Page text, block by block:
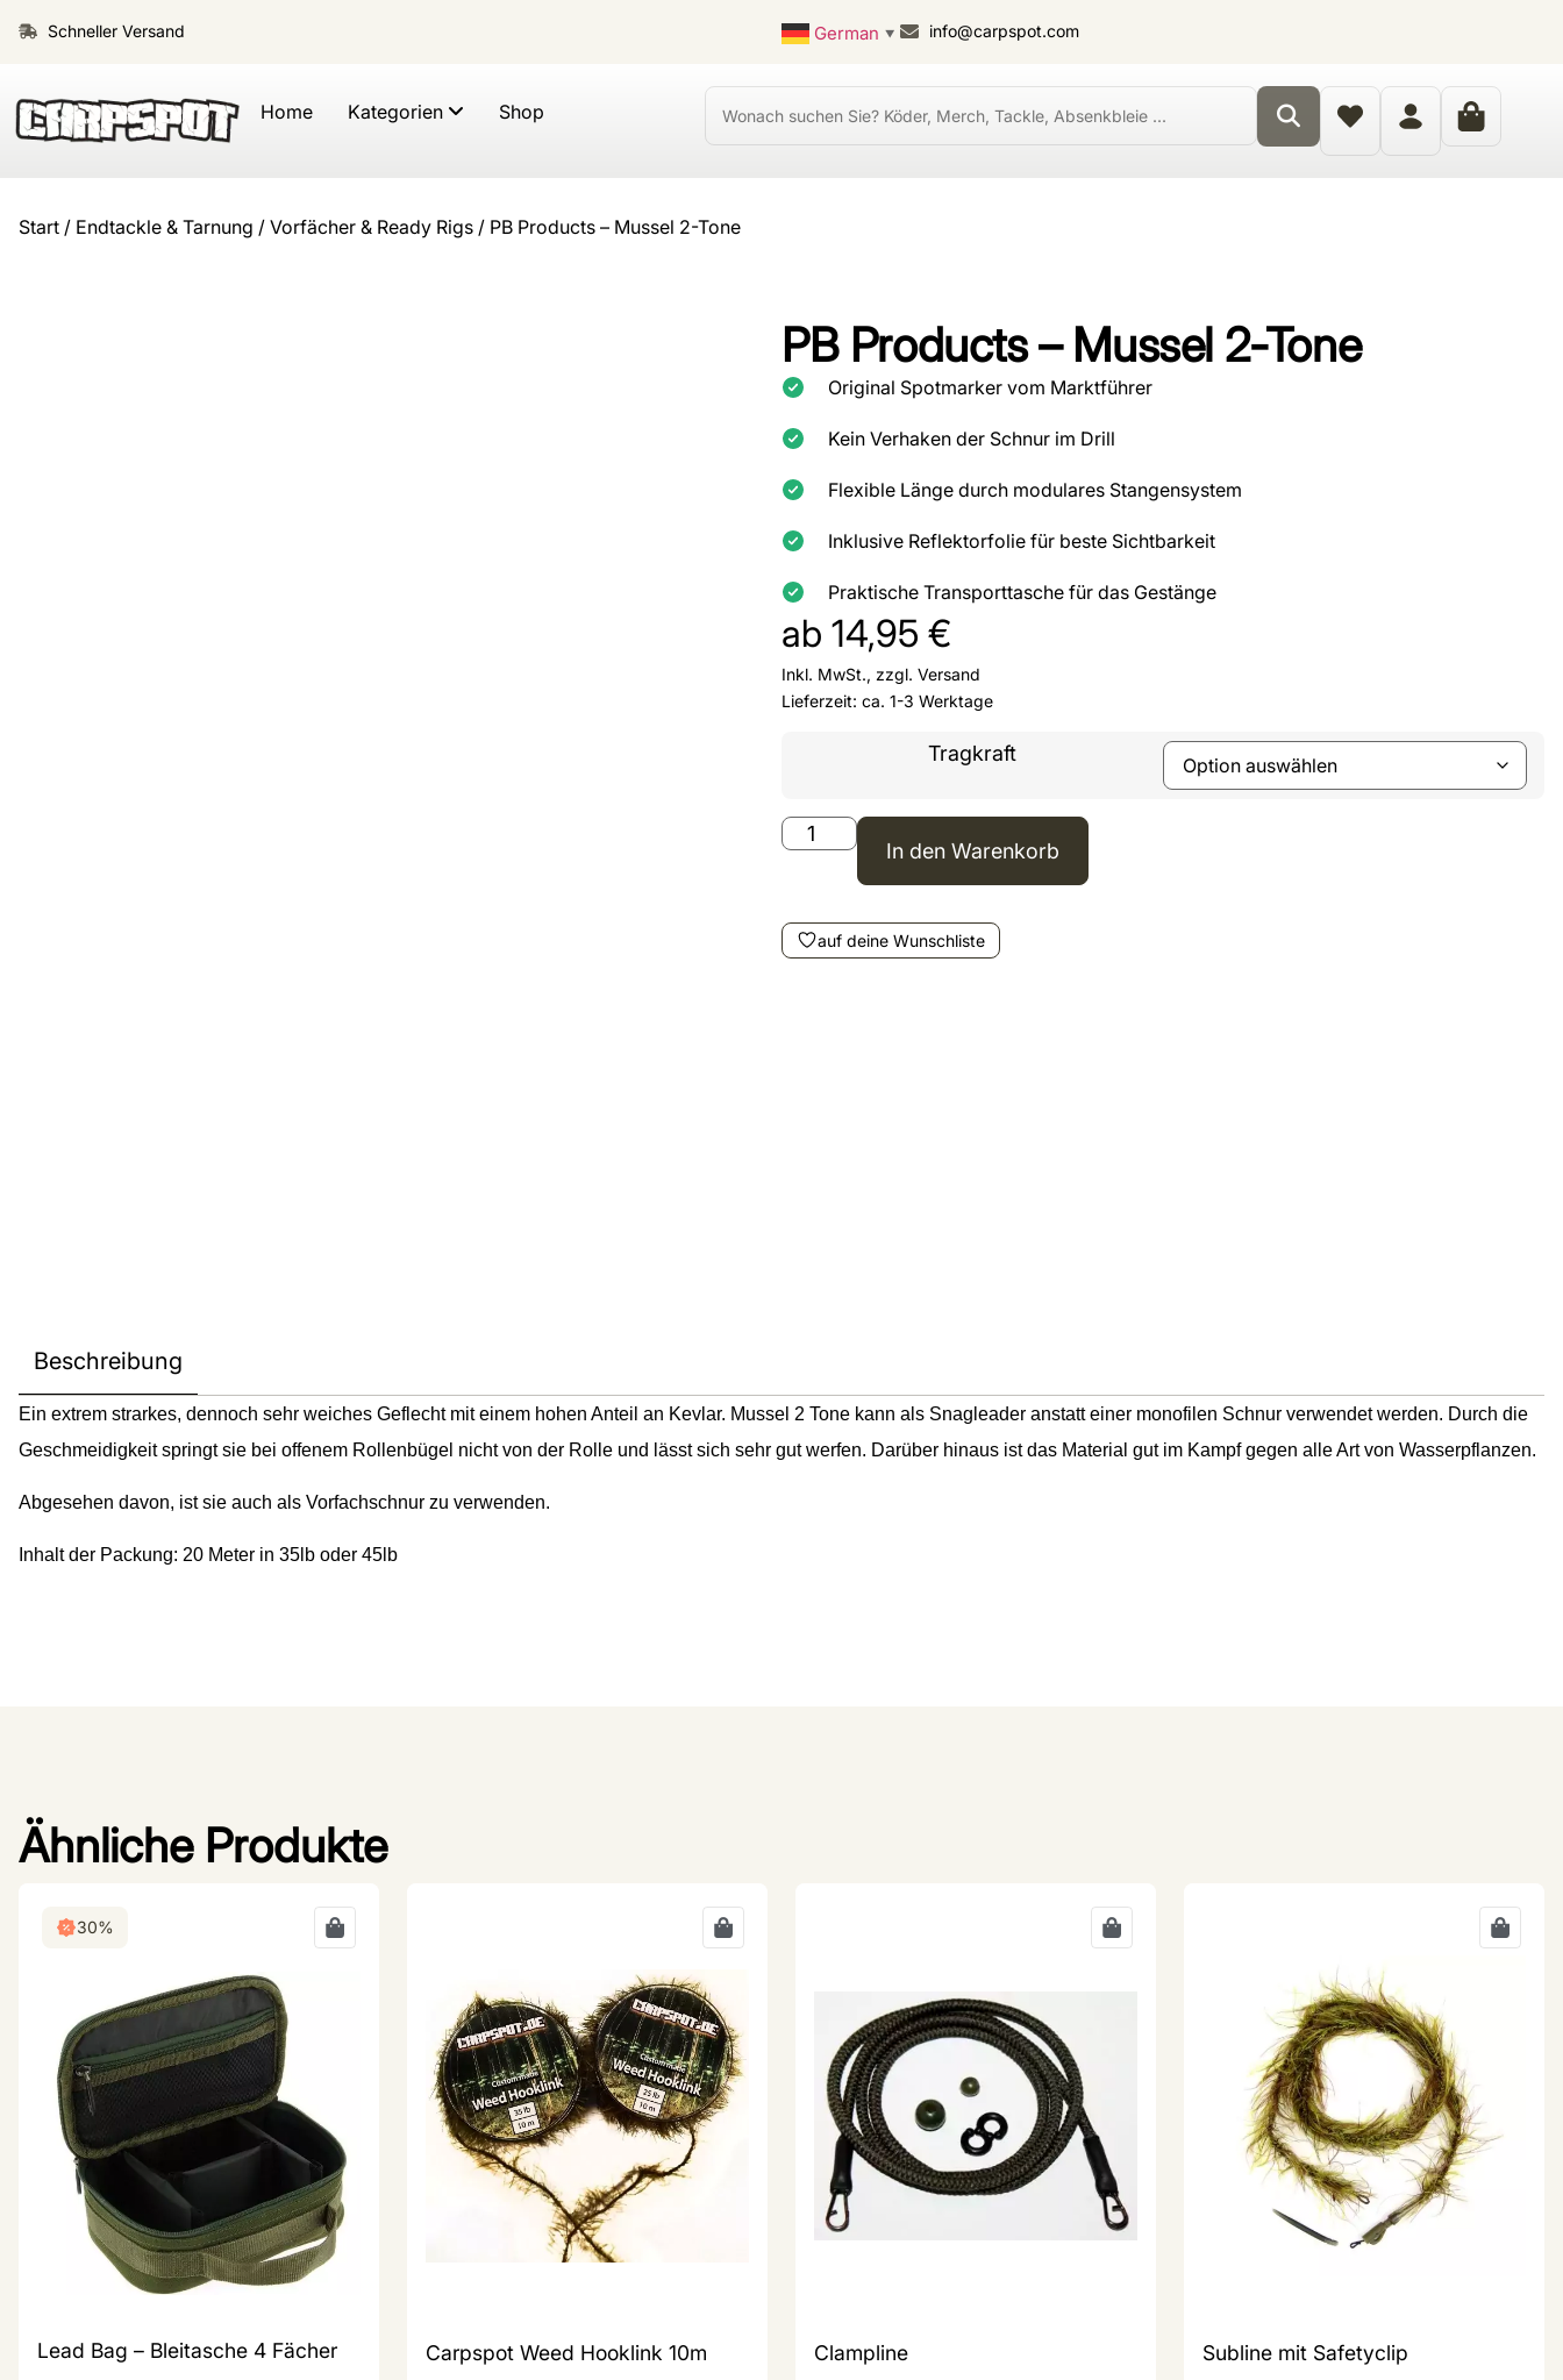
Schneller Versand German ▼ info@carpspot.com
Home Kategorien Shop
Start / Endtackle & Tarnung / Vorfächer & Ready Rigs / PB Products – Mussel 2-Tone
PB Products – Mussel 2-Tone
Original Spotmarker vom Marktführer
Kein Verhaken der Schnur im Drill
Flexible Länge durch modulares Stangensystem
Inklusive Reflektorfolie für beste Sichtbarkeit
Praktische Transporttasche für das Gestänge
ab 14,95 €
Inkl. MwSt., zzgl. Versand
Lieferzeit: ca. 1-3 Werktage
Tragkraft
In den Warenkorb
auf deine Wunschliste
Beschreibung
Ein extrem strarkes, dennoch sehr weiches Geflecht mit einem hohen Anteil an Kevlar. Mussel 2 Tone kann als Snagleader anstatt einer monofilen Schnur verwendet werden. Durch die
Geschmeidigkeit springt sie bei offenem Rollenbügel nicht von der Rolle und lässt sich sehr gut werfen. Darüber hinaus ist das Material gut im Kampf gegen alle Art von Wasserpflanzen.
Abgesehen davon, ist sie auch als Vorfachschnur zu verwenden.
Inhalt der Packung: 20 Meter in 35lb oder 45lb
Ähnliche Produkte
30%
Lead Bag – Bleitasche 4 Fächer Carpspot Weed Hooklink 10m Clampline Subline mit Safetyclip